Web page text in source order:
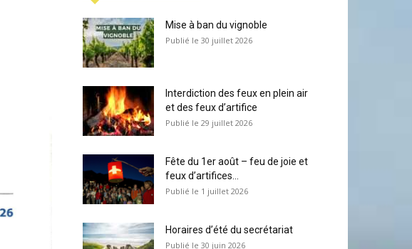
Mise à ban du vignoble
30 juillet 2026
Interdiction des feux en plein air
et des feux d’artifice
29 juillet 2026
Fête du 1er août – feu de joie et
feux d’artifices...
1 juillet 2026
Horaires d’été du secrétariat
30 juin 2026